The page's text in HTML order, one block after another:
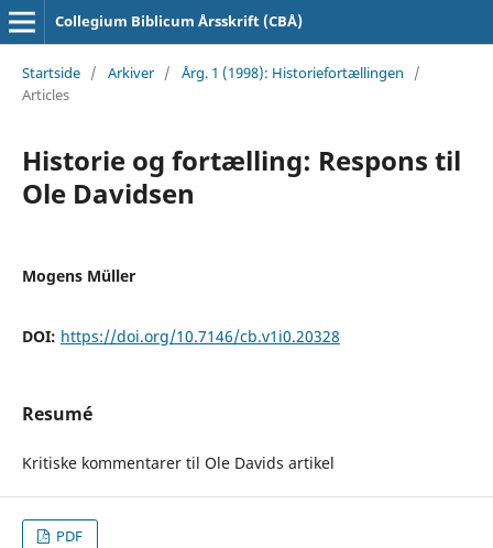
Collegium Biblicum Årsskrift (CBÅ)
Startside / Arkiver / Årg. 1 (1998): Historiefortællingen
/
Articles
Historie og fortælling: Respons til
Ole Davidsen
Mogens Müller
DOI: https://doi.org/10.7146/cb.v1i0.20328
Resumé
Kritiske kommentarer til Ole Davids artikel
PDF